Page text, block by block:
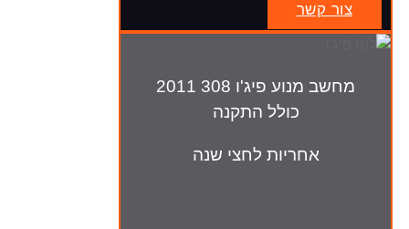
צור קשר
מחשב מנוע פיג'ו 308 2011
כולל התקנה
אחריות לחצי שנה